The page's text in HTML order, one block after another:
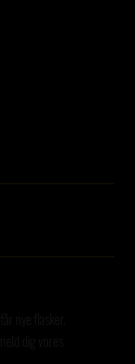
nye flasker,
dig vores